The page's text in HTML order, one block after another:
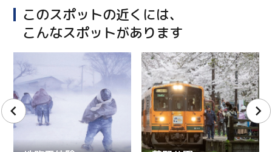
このスポットの近くには、
こんなスポットがあります